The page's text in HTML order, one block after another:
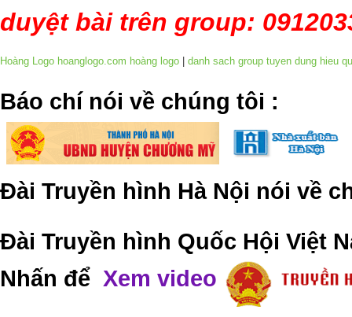
duyệt bài trên group:
Hoàng Logo hoanglogo.com hoàng logo | danh sach group tuyen dung hieu
​Báo chí nói về chúng tôi :
Đài Truyền hình Hà Nội nói về
Đài Truyền hình Quốc Hội Việt
Nhấn để Xem video